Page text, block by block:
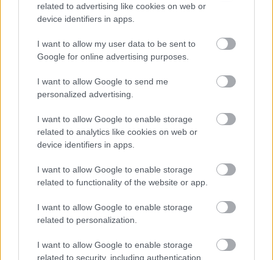
related to advertising like cookies on web or
device identifiers in apps.
I want to allow my user data to be sent to
Google for online advertising purposes.
I want to allow Google to send me
personalized advertising.
I want to allow Google to enable storage
related to analytics like cookies on web or
device identifiers in apps.
I want to allow Google to enable storage
related to functionality of the website or app.
I want to allow Google to enable storage
related to personalization.
I want to allow Google to enable storage
related to security, including authentication
HOZZÁSZÓLÁSOK
LEGUTÓBBI BEJEGYZÉSEK
30 szerelmi dráma, amit nem bírsz könnyek nélkül
végignézni
Ha nyáron születtél, egy különleges spirituális ajándékkal
Sárga izzadságfolt a nyári fehér pólón? A filléres házi szer,